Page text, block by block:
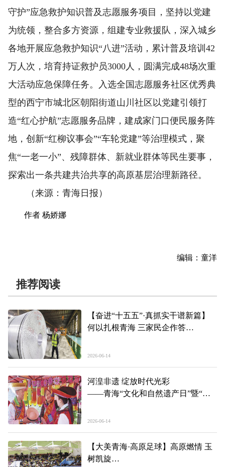
守护”应急救护知识普及志愿服务项目，坚持以党建
为统领，整合多方资源，组建专业救援队，深入城乡
各地开展应急救护知识“八进”活动，累计普及培训42
万人次，培育持证救护员3000人，圆满完成48场次重
大活动应急保障任务。入选全国志愿服务社区优秀典
型的西宁市城北区朝阳街道山川社区以党建引领打
造“红心护航”志愿服务品牌，建成家门口便民服务阵
地，创新“红柳议事会”“车轮党建”等治理模式，聚
焦“一老一小”、残障群体、新就业群体等民生要事，
探索出一条共建共治共享的高原基层治理新路径。
（来源：青海日报）
作者 杨娇娜
编辑：童洋
推荐阅读
【奋进“十五五”·真抓实干谱新篇】
何以扎根青海 三家民企作答
2026-06-14
河湟非遗 绽放时代光彩
——青海“文化和自然遗产日”暨“非
2026-06-14
【大美青海·高原足球】高原燃情 玉
树凯旋